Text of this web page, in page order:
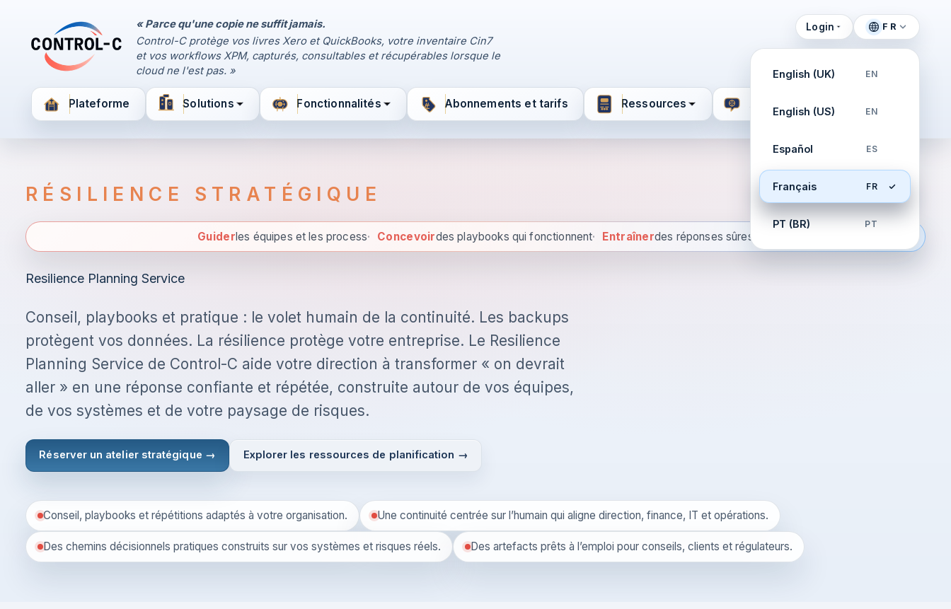
Control-C home
« Parce qu'une copie ne suffit jamais.
Control-C protège vos livres Xero et QuickBooks, votre inventaire Cin7
et vos workflows XPM, capturés, consultables et récupérables lorsque le
cloud ne l'est pas. »
Login FR
English (UK) EN
English (US) EN
Español ES
Français FR
PT (BR) PT
Plateforme Solutions Fonctionnalités Abonnements et tarifs Ressources
RÉSILIENCE STRATÉGIQUE
Guider les équipes et les process. Concevoir des playbooks qui fonctionnent.
Guider les équipes et les process· Concevoirdes playbooks qui fonctionnent· Entraînerdes réponses sûres
Resilience Planning Service
Conseil, playbooks et pratique : le volet humain de la continuité. Les backups
protègent vos données. La résilience protège votre entreprise. Le Resilience
Planning Service de Control-C aide votre direction à transformer « on devrait
aller » en une réponse confiante et répétée, construite autour de vos équipes,
de vos systèmes et de votre paysage de risques.
Réserver un atelier stratégique → Explorer les ressources de planification →
Conseil, playbooks et répétitions adaptés à votre organisation. Une continuité centrée sur l’humain qui aligne direction, finance, IT et opérations.
Des chemins décisionnels pratiques construits sur vos systèmes et risques réels. Des artefacts prêts à l’emploi pour conseils, clients et régulateurs.
Panneau de contrôle
Gérez vos sauvegardes
par Control-C
Créer un nouveau compte
Continuer